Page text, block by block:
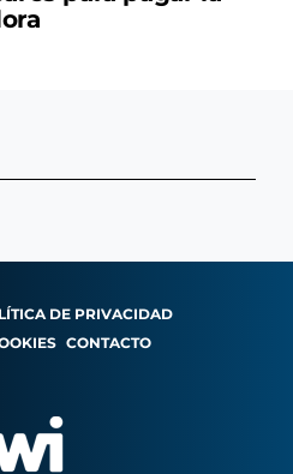
DE PRIVACIDAD
CONTACTO